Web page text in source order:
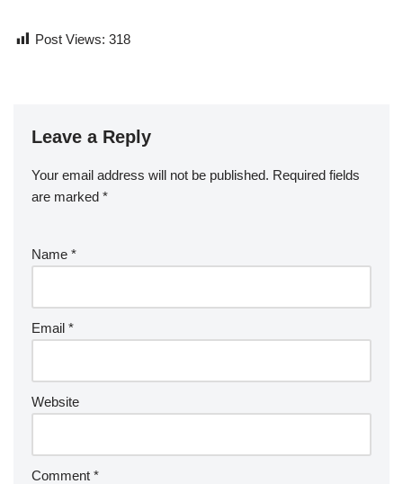
Post Views: 318
Leave a Reply
Your email address will not be published. Required fields
are marked *
Name *
Email *
Website
Comment *